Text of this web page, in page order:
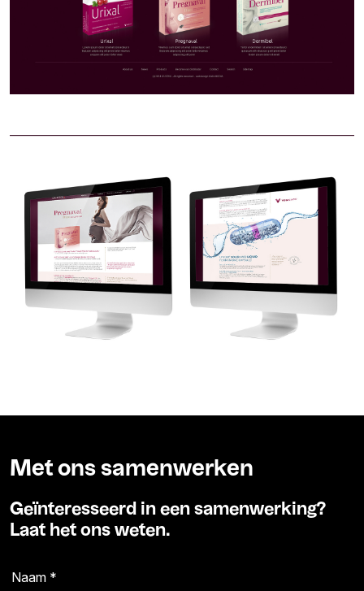
Met ons samenwerken
Geïnteresseerd in een samenwerking?
Laat het ons weten.